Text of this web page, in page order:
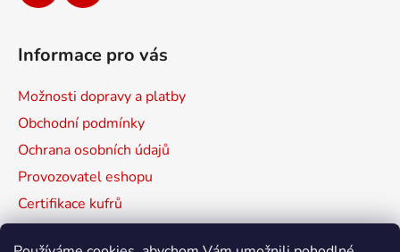
Informace pro vás
Možnosti dopravy a platby
Obchodní podmínky
Ochrana osobních údajů
Provozovatel eshopu
Certifikace kufrů